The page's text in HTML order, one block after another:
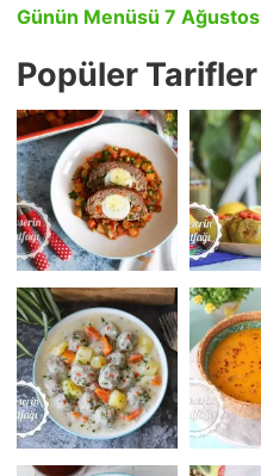
Günün Menüsü 7 Ağustos
Popüler Tarifler